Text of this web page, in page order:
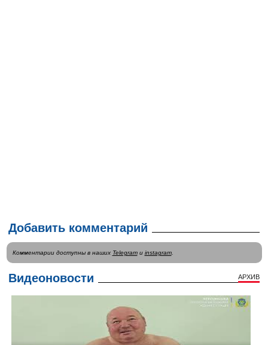
Добавить комментарий
Комментарии доступны в наших Telegramи instagram.
Видеоновости АРХИВ